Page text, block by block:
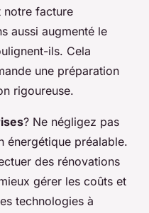
notre facture
aussi augmenté le
ils. Cela
une préparation
rigoureuse.
? Ne négligez pas
énergétique préalable.
des rénovations
gérer les coûts et
technologies à